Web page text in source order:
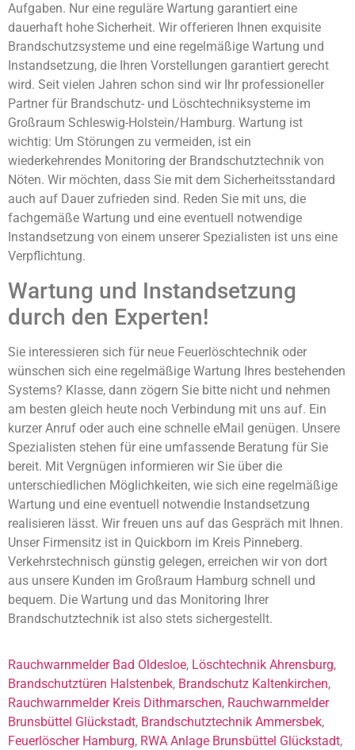
Aufgaben. Nur eine reguläre Wartung garantiert eine
dauerhaft hohe Sicherheit. Wir offerieren Ihnen exquisite
Brandschutzsysteme und eine regelmäßige Wartung und
Instandsetzung, die Ihren Vorstellungen garantiert gerecht
wird. Seit vielen Jahren schon sind wir Ihr professioneller
Partner für Brandschutz- und Löschtechniksysteme im
Großraum Schleswig-Holstein/Hamburg. Wartung ist
wichtig: Um Störungen zu vermeiden, ist ein
wiederkehrendes Monitoring der Brandschutztechnik von
Nöten. Wir möchten, dass Sie mit dem Sicherheitsstandard
auch auf Dauer zufrieden sind. Reden Sie mit uns, die
fachgemäße Wartung und eine eventuell notwendige
Instandsetzung von einem unserer Spezialisten ist uns eine
Verpflichtung.
Wartung und Instandsetzung
durch den Experten!
Sie interessieren sich für neue Feuerlöschtechnik oder
wünschen sich eine regelmäßige Wartung Ihres bestehenden
Systems? Klasse, dann zögern Sie bitte nicht und nehmen
am besten gleich heute noch Verbindung mit uns auf. Ein
kurzer Anruf oder auch eine schnelle eMail genügen. Unsere
Spezialisten stehen für eine umfassende Beratung für Sie
bereit. Mit Vergnügen informieren wir Sie über die
unterschiedlichen Möglichkeiten, wie sich eine regelmäßige
Wartung und eine eventuell notwendie Instandsetzung
realisieren lässt. Wir freuen uns auf das Gespräch mit Ihnen.
Unser Firmensitz ist in Quickborn im Kreis Pinneberg.
Verkehrstechnisch günstig gelegen, erreichen wir von dort
aus unsere Kunden im Großraum Hamburg schnell und
bequem. Die Wartung und das Monitoring Ihrer
Brandschutztechnik ist also stets sichergestellt.
Rauchwarnmelder Bad Oldesloe, Löschtechnik Ahrensburg,
Brandschutztüren Halstenbek, Brandschutz Kaltenkirchen,
Rauchwarnmelder Kreis Dithmarschen, Rauchwarnmelder
Brunsbüttel Glückstadt, Brandschutztechnik Ammersbek,
Feuerlöscher Hamburg, RWA Anlage Brunsbüttel Glückstadt,